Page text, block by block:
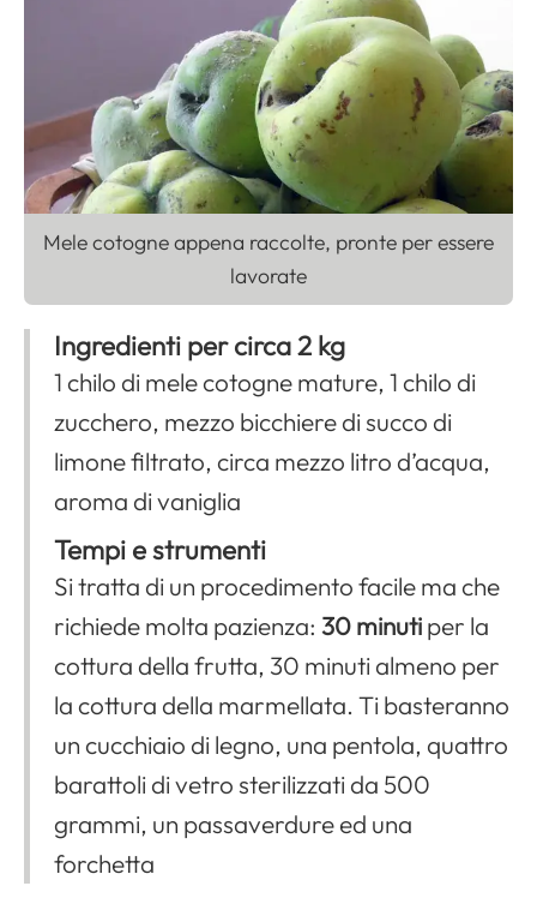
Mele cotogne appena raccolte, pronte per essere
lavorate
Ingredienti per circa 2 kg
1 chilo di mele cotogne mature, 1 chilo di
zucchero, mezzo bicchiere di succo di
limone filtrato, circa mezzo litro d’acqua,
aroma di vaniglia
Tempi e strumenti
Si tratta di un procedimento facile ma che
richiede molta pazienza: 30 minutiper la
cottura della frutta, 30 minuti almeno per
la cottura della marmellata. Ti basteranno
un cucchiaio di legno, una pentola, quattro
barattoli di vetro sterilizzati da 500
grammi, un passaverdure ed una
forchetta